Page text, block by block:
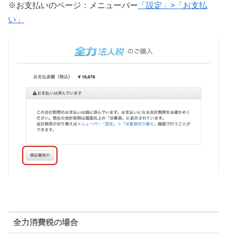
※お支払いのページ：メニューバー 「設定」>「お支払
い」
全力消費税の場合